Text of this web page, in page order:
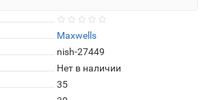
Maxwells
nish-27449
Нет в наличии
35